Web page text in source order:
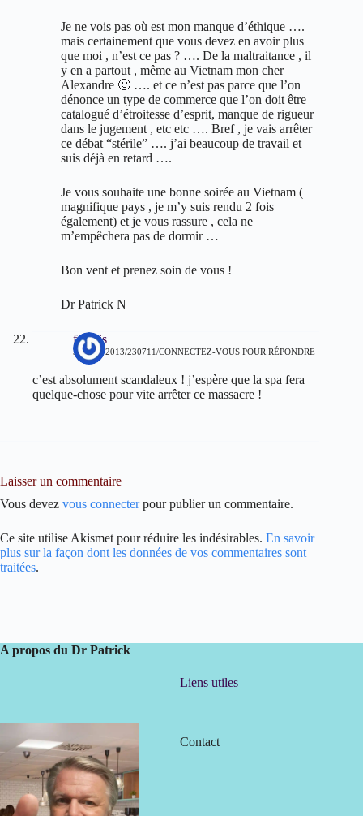
Je ne vois pas où est mon manque d’éthique ….
mais certainement que vous devez en avoir plus
que moi , n’est ce pas ? …. De la maltraitance , il
y en a partout , même au Vietnam mon cher
Alexandre 🙂 …. et ce n’est pas parce que l’on
dénonce un type de commerce que l’on doit être
catalogué d’étroitesse d’esprit, manque de rigueur
dans le jugement , etc etc …. Bref , je vais arrêter
ce débat “stérile” …. j’ai beaucoup de travail et
suis déjà en retard ….
Je vous souhaite une bonne soirée au Vietnam (
magnifique pays , je m’y suis rendu 2 fois
également) et je vous rassure , cela ne
m’empêchera pas de dormir …
Bon vent et prenez soin de vous !
Dr Patrick N
francis
31 MAI 2013/230711 CONNECTEZ-VOUS POUR RÉPONDRE
c’est absolument scandaleux ! j’espère que la spa fera
quelque-chose pour vite arrêter ce massacre !
Laisser un commentaire
Vous devez vous connecterpour publier un commentaire.
Ce site utilise Akismet pour réduire les indésirables. En savoir
plus sur la façon dont les données de vos commentaires sont
traitées.
A propos du Dr Patrick
Liens utiles
Contact